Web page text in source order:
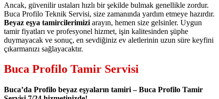
Ancak, güvenilir ustaları hızlı bir şekilde bulmak genellikle zordur.
Buca Profilo Teknik Servisi, size zamanında yardım etmeye hazırdır.
Beyaz eşya tamircilerimizi arayın, hemen size gelsinler. Uygun
tamir fiyatları ve profesyonel hizmet, işin kalitesinden şüphe
duymayacak ve sonuç, en sevdiğiniz ev aletlerinin uzun süre keyfini
çıkarmanızı sağlayacaktır.
Buca Profilo Tamir Servisi
Buca’da Profilo beyaz eşyaların tamiri – Buca Profilo Tamir